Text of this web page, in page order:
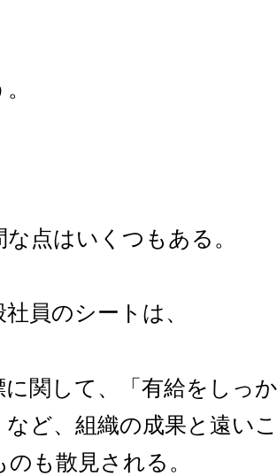
点はいくつもある。
員のシートは、
に関して、「有給をしっ
など、組織の成果と遠い
も散見される。